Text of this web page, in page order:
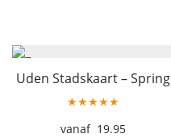
Uden Stadskaart – Spring
★★★★★
19.95